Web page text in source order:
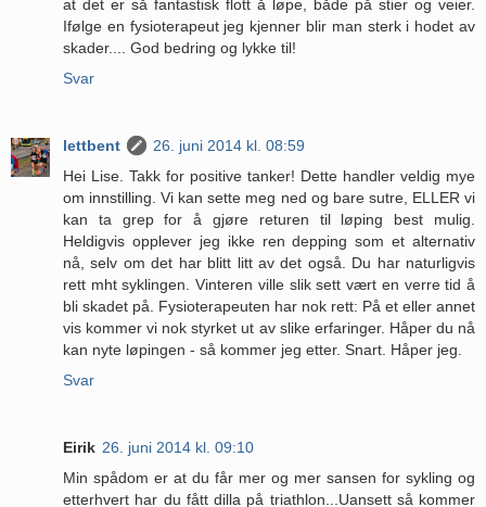
at det er så fantastisk flott å løpe, både på stier og veier.
Ifølge en fysioterapeut jeg kjenner blir man sterk i hodet av
skader.... God bedring og lykke til!
Svar
lettbent
26. juni 2014 kl. 08:59
Hei Lise. Takk for positive tanker! Dette handler veldig mye
om innstilling. Vi kan sette meg ned og bare sutre, ELLER vi
kan ta grep for å gjøre returen til løping best mulig.
Heldigvis opplever jeg ikke ren depping som et alternativ
nå, selv om det har blitt litt av det også. Du har naturligvis
rett mht syklingen. Vinteren ville slik sett vært en verre tid å
bli skadet på. Fysioterapeuten har nok rett: På et eller annet
vis kommer vi nok styrket ut av slike erfaringer. Håper du nå
kan nyte løpingen - så kommer jeg etter. Snart. Håper jeg.
Svar
Eirik 26. juni 2014 kl. 09:10
Min spådom er at du får mer og mer sansen for sykling og
etterhvert har du fått dilla på triathlon...Uansett så kommer